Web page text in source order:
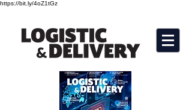
https://bit.ly/4oZ1tGz